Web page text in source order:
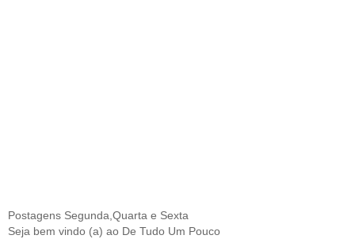
Postagens Segunda,Quarta e Sexta
Seja bem vindo (a) ao De Tudo Um Pouco